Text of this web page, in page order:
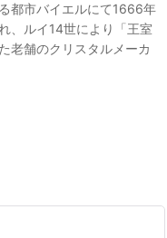
都市バイエルにて1666年
、ルイ14世により「王室
老舗のクリスタルメーカ